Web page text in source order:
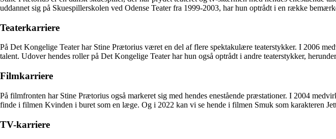
uddannet sig på Skuespillerskolen ved Odense Teater fra 1999-2003, har hun optrådt i en række
Teaterkarriere
På Det Kongelige Teater har Stine Prætorius været en del af flere spektakulære teaterstykker. I 2006
talent. Udover hendes roller på Det Kongelige Teater har hun også optrådt i andre teaterstykker,
Filmkarriere
På filmfronten har Stine Prætorius også markeret sig med hendes enestående præstationer. I 2004
finde i filmen Kvinden i buret som en læge. Og i 2022 kan vi se hende i filmen Smuk som karakteren
TV-karriere